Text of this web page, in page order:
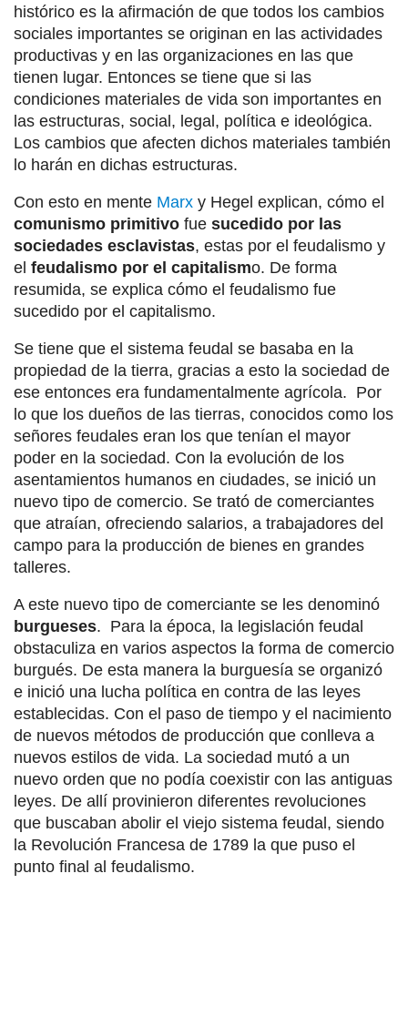
histórico es la afirmación de que todos los cambios
sociales importantes se originan en las actividades
productivas y en las organizaciones en las que
tienen lugar. Entonces se tiene que si las
condiciones materiales de vida son importantes en
las estructuras, social, legal, política e ideológica.
Los cambios que afecten dichos materiales también
lo harán en dichas estructuras.
Con esto en mente Marx y Hegel explican, cómo el
comunismo primitivo fue sucedido por las
sociedades esclavistas, estas por el feudalismo y
el feudalismo por el capitalismo. De forma
resumida, se explica cómo el feudalismo fue
sucedido por el capitalismo.
Se tiene que el sistema feudal se basaba en la
propiedad de la tierra, gracias a esto la sociedad de
ese entonces era fundamentalmente agrícola. Por
lo que los dueños de las tierras, conocidos como los
señores feudales eran los que tenían el mayor
poder en la sociedad. Con la evolución de los
asentamientos humanos en ciudades, se inició un
nuevo tipo de comercio. Se trató de comerciantes
que atraían, ofreciendo salarios, a trabajadores del
campo para la producción de bienes en grandes
talleres.
A este nuevo tipo de comerciante se les denominó
burgueses. Para la época, la legislación feudal
obstaculiza en varios aspectos la forma de comercio
burgués. De esta manera la burguesía se organizó
e inició una lucha política en contra de las leyes
establecidas. Con el paso de tiempo y el nacimiento
de nuevos métodos de producción que conlleva a
nuevos estilos de vida. La sociedad mutó a un
nuevo orden que no podía coexistir con las antiguas
leyes. De allí provinieron diferentes revoluciones
que buscaban abolir el viejo sistema feudal, siendo
la Revolución Francesa de 1789 la que puso el
punto final al feudalismo.